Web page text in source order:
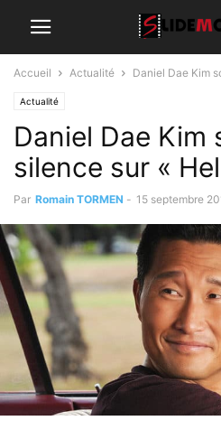
Accueil Actualité Daniel Dae Kim
Actualité
Daniel Dae Kim
silence sur «
Par Romain TORMEN - 15 septembre